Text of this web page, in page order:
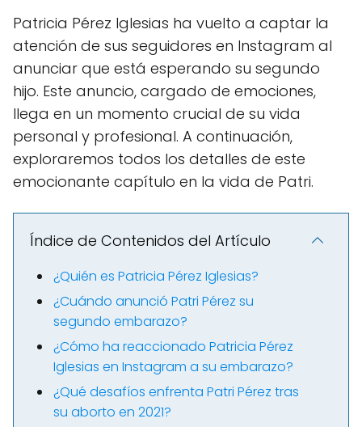
Patricia Pérez Iglesias ha vuelto a captar la
atención de sus seguidores en Instagram al
anunciar que está esperando su segundo
hijo. Este anuncio, cargado de emociones,
llega en un momento crucial de su vida
personal y profesional. A continuación,
exploraremos todos los detalles de este
emocionante capítulo en la vida de Patri.
Índice de Contenidos del Artículo
¿Quién es Patricia Pérez Iglesias?
¿Cuándo anunció Patri Pérez su
segundo embarazo?
¿Cómo ha reaccionado Patricia Pérez
Iglesias en Instagram a su embarazo?
¿Qué desafíos enfrenta Patri Pérez tras
su aborto en 2021?